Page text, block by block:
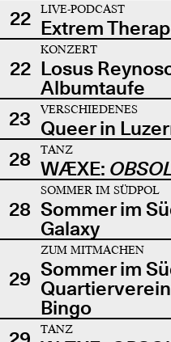
22
LIVE-PODCAST
Extrem
22
KONZERT
Losus
Albumtaufe
23
VERSCHIEDENES
Queer in
28
TANZ
WÆXE:
28
SOMMER IM SÜDPOL
Sommer im
Galaxy
29
ZUM MITMACHEN
Sommer im
Bingo
TANZ